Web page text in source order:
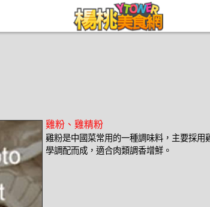
雞粉、雞精粉
雞粉是中國菜常用的一種調味料，主要採用
學調配而成，適合肉類調香增鮮。